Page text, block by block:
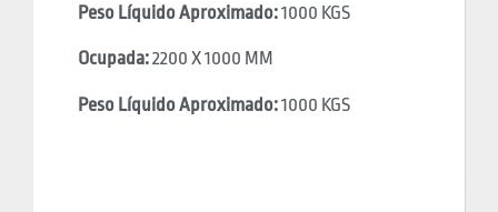
Peso Líquido Aproximado:1000 KGS
Ocupada:2200 X 1000 MM
Peso Líquido Aproximado:1000 KGS